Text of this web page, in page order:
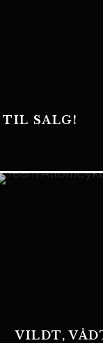
TIL SALG!
VILDT,